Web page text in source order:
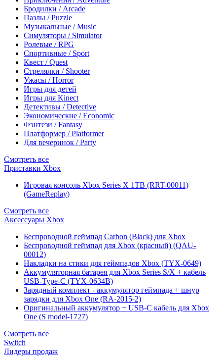
Бродилки / Arcade
Пазлы / Puzzle
Музыкальные / Music
Симуляторы / Simulator
Ролевые / RPG
Спортивные / Sport
Квест / Quest
Стрелялки / Shooter
Ужасы / Horror
Игры для детей
Игры для Kinect
Детективы / Detective
Экономические / Economic
Фэнтези / Fantasy
Платформер / Platformer
Для вечеринок / Party
Смотреть все
Приставки Xbox
Игровая консоль Xbox Series X 1TB (RRT-00011)
(GameReplay)
Смотреть все
Аксессуары Xbox
Беспроводной геймпад Carbon (Black) для Xbox
Беспроводной геймпад для Xbox (красный) (QAU-
00012)
Накладки на стики для геймпадов Xbox (TYX-0649)
Аккумуляторная батарея для Xbox Series S/X + кабель
USB-Type-C (TYX-0634B)
Зарядный комплект - аккумулятор геймпада + шнур
зарядки для Xbox One (RA-2015-2)
Оригинальный аккумулятор + USB-C кабель для Xbox
One (S model-1727)
Смотреть все
Switch
Лидеры продаж